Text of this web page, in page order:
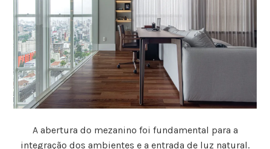
A abertura do mezanino foi fundamental para a
integração dos ambientes e a entrada de luz natural.